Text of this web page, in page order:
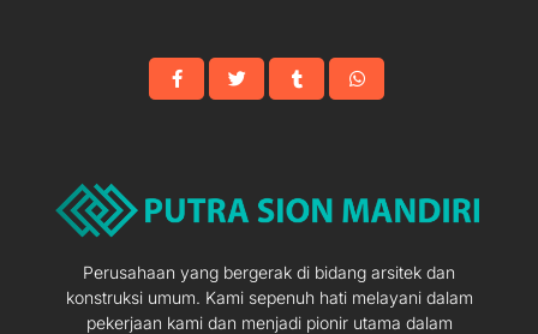
Perusahaan yang bergerak di bidang arsitek dan
konstruksi umum. Kami sepenuh hati melayani dalam
pekerjaan kami dan menjadi pionir utama dalam